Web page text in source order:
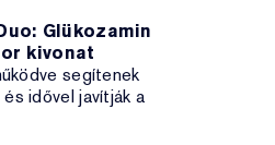
Glükozamin
kivonat
segítenek
idővel javítják a